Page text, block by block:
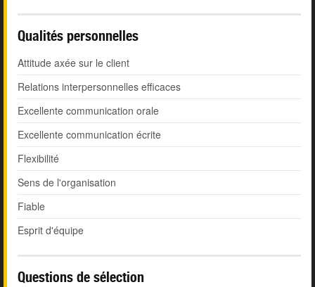
Qualités personnelles
Attitude axée sur le client
Relations interpersonnelles efficaces
Excellente communication orale
Excellente communication écrite
Flexibilité
Sens de l'organisation
Fiable
Esprit d'équipe
Questions de sélection